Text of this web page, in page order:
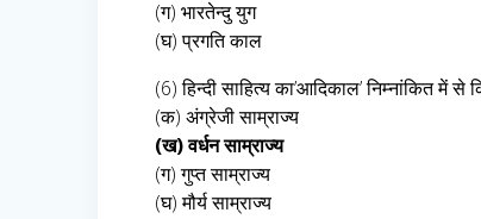
(ग) भारतेन्दु युग
(घ) प्रगति काल
(6) हिन्दी साहित्य का’आदिकाल’ निम्नांकित में
(क) अंग्रेजी साम्राज्य
(ख) वर्धन साम्राज्य
(ग) गुप्त साम्राज्य
(घ) मौर्य साम्राज्य